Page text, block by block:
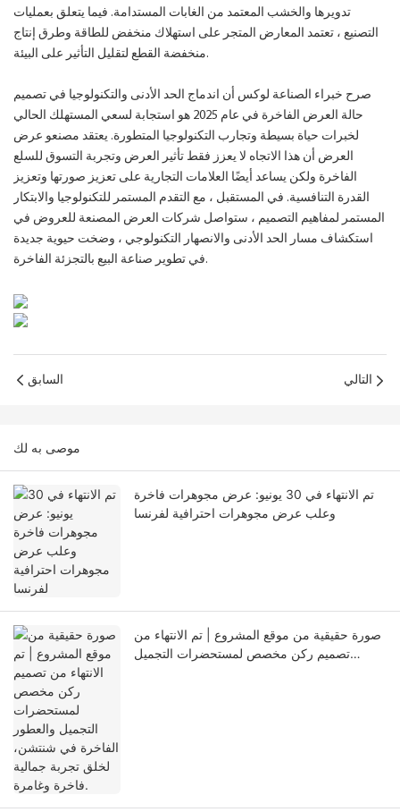
تدويرها والخشب المعتمد من الغابات المستدامة. فيما يتعلق بعمليات
التصنيع ، تعتمد المعارض المتجر على استهلاك منخفض للطاقة وطرق إنتاج
منخفضة القطع لتقليل التأثير على البيئة.
صرح خبراء الصناعة لوكس أن اندماج الحد الأدنى والتكنولوجيا في تصميم
حالة العرض الفاخرة في عام 2025 هو استجابة لسعي المستهلك الحالي
لخبرات حياة بسيطة وتجارب التكنولوجيا المتطورة. يعتقد مصنعو عرض
العرض أن هذا الاتجاه لا يعزز فقط تأثير العرض وتجربة التسوق للسلع
الفاخرة ولكن يساعد أيضًا العلامات التجارية على تعزيز صورتها وتعزيز
القدرة التنافسية. في المستقبل ، مع التقدم المستمر للتكنولوجيا والابتكار
المستمر لمفاهيم التصميم ، ستواصل شركات العرض المصنعة للعروض في
استكشاف مسار الحد الأدنى والانصهار التكنولوجي ، وضخت حيوية جديدة
في تطوير صناعة البيع بالتجزئة الفاخرة.
السابق التالي
موصى به لك
تم الانتهاء في 30 يونيو: عرض مجوهرات فاخرة
وعلب عرض مجوهرات احترافية لفرنسا
صورة حقيقية من موقع المشروع | تم الانتهاء من
تصميم ركن مخصص لمستحضرات التجميل